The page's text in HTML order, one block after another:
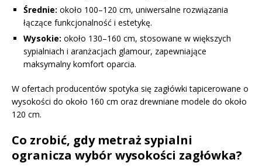
Średnie: około 100–120 cm, uniwersalne rozwiązania
łączące funkcjonalność i estetykę.
Wysokie: około 130–160 cm, stosowane w większych
sypialniach i aranżacjach glamour, zapewniające
maksymalny komfort oparcia.
W ofertach producentów spotyka się zagłówki tapicerowane o
wysokości do około 160 cm oraz drewniane modele do około
120 cm.
Co zrobić, gdy metraż sypialni
ogranicza wybór wysokości zagłówka?